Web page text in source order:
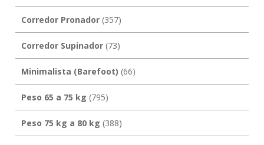
Corredor Pronador(357)
Corredor Supinador(73)
Minimalista (Barefoot) (66)
Peso 65 a 75 kg (795)
Peso 75 kg a 80 kg (388)